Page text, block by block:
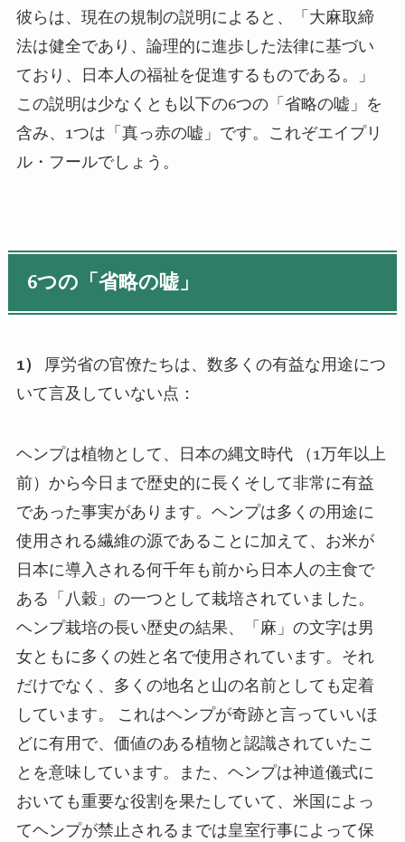
彼らは、現在の規制の説明によると、「大麻取締
法は健全であり、論理的に進歩した法律に基づい
ており、日本人の福祉を促進するものである。」
この説明は少なくとも以下の6つの「省略の嘘」を
含み、 1つは「真っ赤の嘘」です。これぞエイプリ
ル・フールでしょう。
6つの「省略の嘘」
1）
厚労省の官僚たちは、数多くの有益な用途につ
いて言及していない点：
ヘンプは植物として、日本の縄文時代 （1万年以上
前）から今日まで歴史的に長くそして非常に有益
であった事実があります。ヘンプは多くの用途に
使用される繊維の源であることに加えて、お米が
日本に導入される何千年も前から日本人の主食で
ある「八穀」の一つとして栽培されていました。
ヘンプ栽培の長い歴史の結果、「麻」の文字は男
女ともに多くの姓と名で使用されています。それ
だけでなく、多くの地名と山の名前としても定着
しています。
これはヘンプが奇跡と言っていいほ
どに有用で、価値のある植物と認識されていたこ
とを意味しています。また、ヘンプは神道儀式に
おいても重要な役割を果たしていて、米国によっ
てヘンプが禁止されるまでは皇室行事によって保